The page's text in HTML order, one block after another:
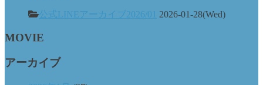
公式LINEアーカイブ2026/01 2026-01-28(Wed)
MOVIE
アーカイブ